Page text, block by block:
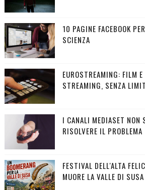
10 PAGINE FACEBOOK
SCIENZA
EUROSTREAMING: FILM
STREAMING, SENZA
I CANALI MEDIASET NON
RISOLVERE IL PROBLEMA
FESTIVAL DELL'ALTA
MUORE LA VALLE DI SUSA